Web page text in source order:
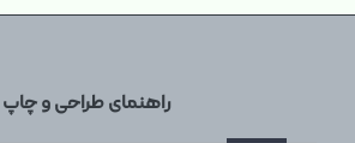
راهنمای طراحی و چاپ